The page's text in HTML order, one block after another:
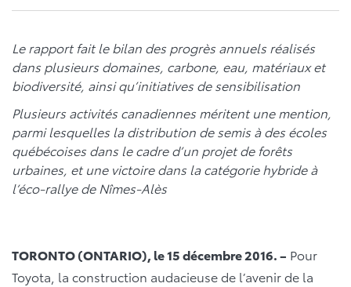
Le rapport fait le bilan des progrès annuels réalisés
dans plusieurs domaines, carbone, eau, matériaux et
biodiversité, ainsi qu’initiatives de sensibilisation
Plusieurs activités canadiennes méritent une mention,
parmi lesquelles la distribution de semis à des écoles
québécoises dans le cadre d’un projet de forêts
urbaines, et une victoire dans la catégorie hybride à
l’éco-rallye de Nîmes-Alès
TORONTO (ONTARIO), le 15 décembre 2016. – Pour
Toyota, la construction audacieuse de l’avenir de la